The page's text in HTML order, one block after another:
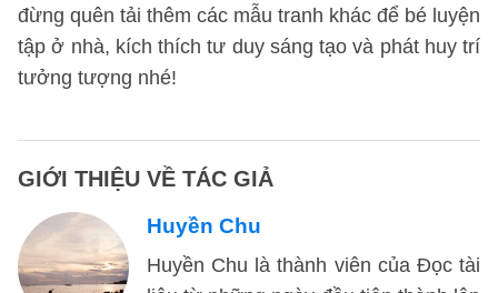
đừng quên tải thêm các mẫu tranh khác để bé luyện
tập ở nhà, kích thích tư duy sáng tạo và phát huy trí
tưởng tượng nhé!
GIỚI THIỆU VỀ TÁC GIẢ
Huyền Chu
Huyền Chu là thành viên của Đọc tài